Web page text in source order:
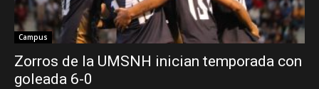
Campus
Zorros de la UMSNH inician temporada con
goleada 6-0